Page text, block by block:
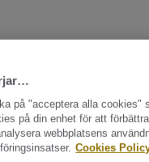
på "acceptera alla cookies"
på din enhet för att
webbplatsens
Cookies